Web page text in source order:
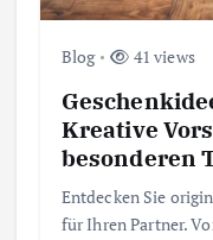
Blog 41 views
Kreative
besonderen
Entdecken Sie
für Ihren Partner.